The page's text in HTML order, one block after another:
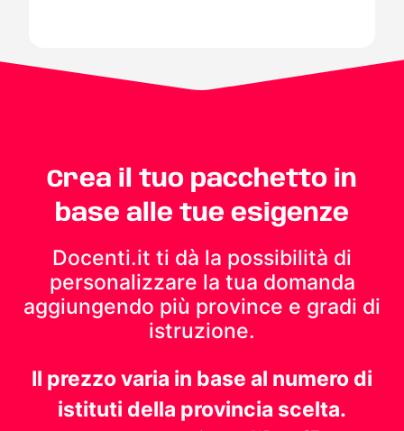
Crea il tuo pacchetto in
base alle tue esigenze
Docenti.it ti dà la possibilità di
personalizzare la tua domanda
aggiungendo più province e gradi di
istruzione.
Il prezzo varia in base al numero di
istituti della provincia scelta.